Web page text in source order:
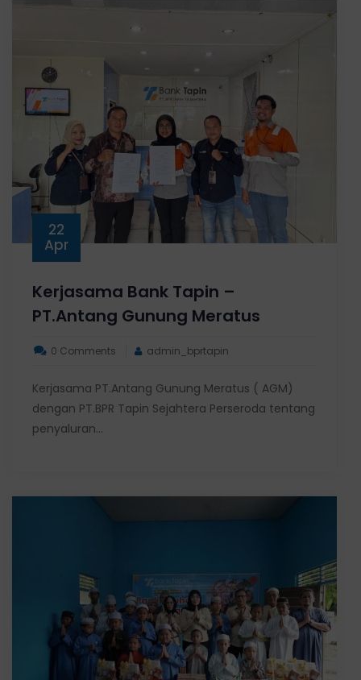
22
Apr
Kerjasama Bank Tapin –
PT.Antang Gunung Meratus
0 Comments admin_bprtapin
Kerjasama PT.Antang Gunung Meratus ( AGM)
dengan PT.BPR Tapin Sejahtera Perseroda tentang
penyaluran...